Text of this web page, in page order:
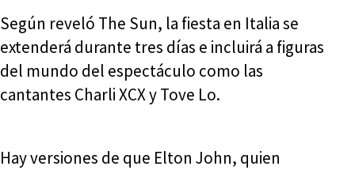
Según reveló The Sun, la fiesta en Italia se
extenderá durante tres días e incluirá a figuras
del mundo del espectáculo como las
cantantes Charli XCX y Tove Lo.
Hay versiones de que Elton John, quien